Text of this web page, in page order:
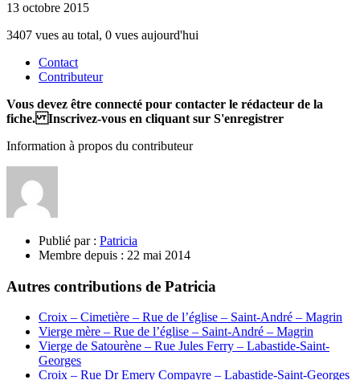
13 octobre 2015
3407 vues au total, 0 vues aujourd'hui
Contact
Contributeur
Vous devez être connecté pour contacter le rédacteur de la
fiche. Inscrivez-vous en cliquant sur S'enregistrer
Information à propos du contributeur
Publié par : Patricia
Membre depuis : 22 mai 2014
Autres contributions de Patricia
Croix – Cimetière – Rue de l’église – Saint-André – Magrin
Vierge mère – Rue de l’église – Saint-André – Magrin
Vierge de Satourène – Rue Jules Ferry – Labastide-Saint-
Georges
Croix – Rue Dr Emery Compayre – Labastide-Saint-Georges